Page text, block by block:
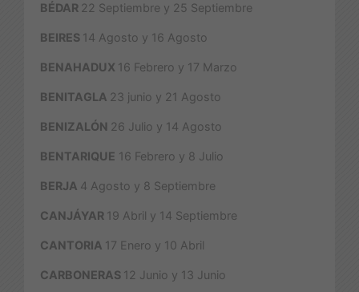
BÉDAR 22 Septiembre y 25 Septiembre
BEIRES 14 Agosto y 16 Agosto
BENAHADUX 16 Febrero y 17 Marzo
BENITAGLA 23 junio y 21 Agosto
BENIZALÓN 26 Julio y 14 Agosto
BENTARIQUE 16 Febrero y 8 Julio
BERJA 4 Agosto y 8 Septiembre
CANJÁYAR 19 Abril y 14 Septiembre
CANTORIA 17 Enero y 10 Abril
CARBONERAS 12 Junio y 13 Junio